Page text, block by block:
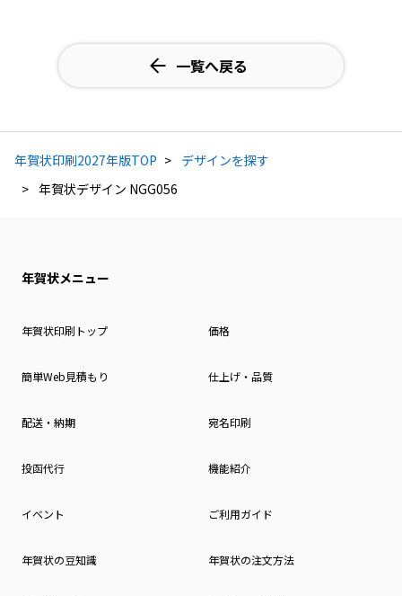
一覧へ戻る
年賀状印刷2027年版TOP
デザインを探す
年賀状デザイン NGG056
年賀状メニュー
年賀状印刷トップ 価格
簡単Web見積もり 仕上げ・品質
配送・納期 宛名印刷
投函代行 機能紹介
イベント ご利用ガイド
年賀状の豆知識 年賀状の注文方法